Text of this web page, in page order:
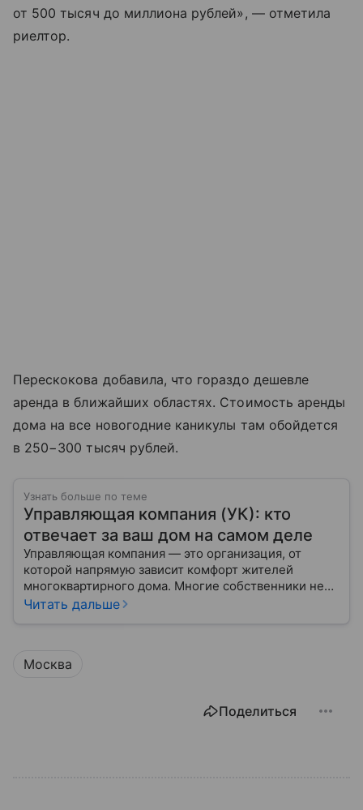
от 500 тысяч до миллиона рублей», — отметила
риелтор.
Перескокова добавила, что гораздо дешевле
аренда в ближайших областях. Стоимость аренды
дома на все новогодние каникулы там обойдется
в 250−300 тысяч рублей.
Узнать больше по теме
Управляющая компания (УК): кто
отвечает за ваш дом на самом деле
Управляющая компания — это организация, от
которой напрямую зависит комфорт жителей
многоквартирного дома. Многие собственники не
до конца понимают, какие именно услуги УК
Читать дальше
Москва
Поделиться